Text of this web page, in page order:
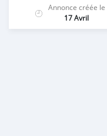
Annonce créée le
17 Avril